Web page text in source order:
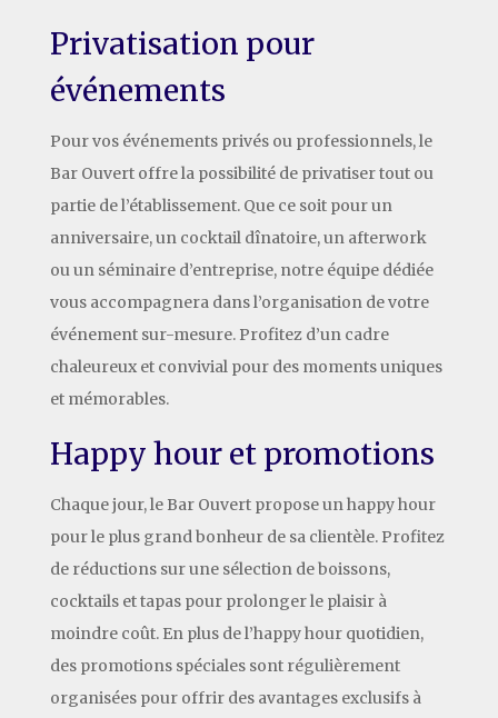
Privatisation pour
événements
Pour vos événements privés ou professionnels, le
Bar Ouvert offre la possibilité de privatiser tout ou
partie de l’établissement. Que ce soit pour un
anniversaire, un cocktail dînatoire, un afterwork
ou un séminaire d’entreprise, notre équipe dédiée
vous accompagnera dans l’organisation de votre
événement sur-mesure. Profitez d’un cadre
chaleureux et convivial pour des moments uniques
et mémorables.
Happy hour et promotions
Chaque jour, le Bar Ouvert propose un happy hour
pour le plus grand bonheur de sa clientèle. Profitez
de réductions sur une sélection de boissons,
cocktails et tapas pour prolonger le plaisir à
moindre coût. En plus de l’happy hour quotidien,
des promotions spéciales sont régulièrement
organisées pour offrir des avantages exclusifs à